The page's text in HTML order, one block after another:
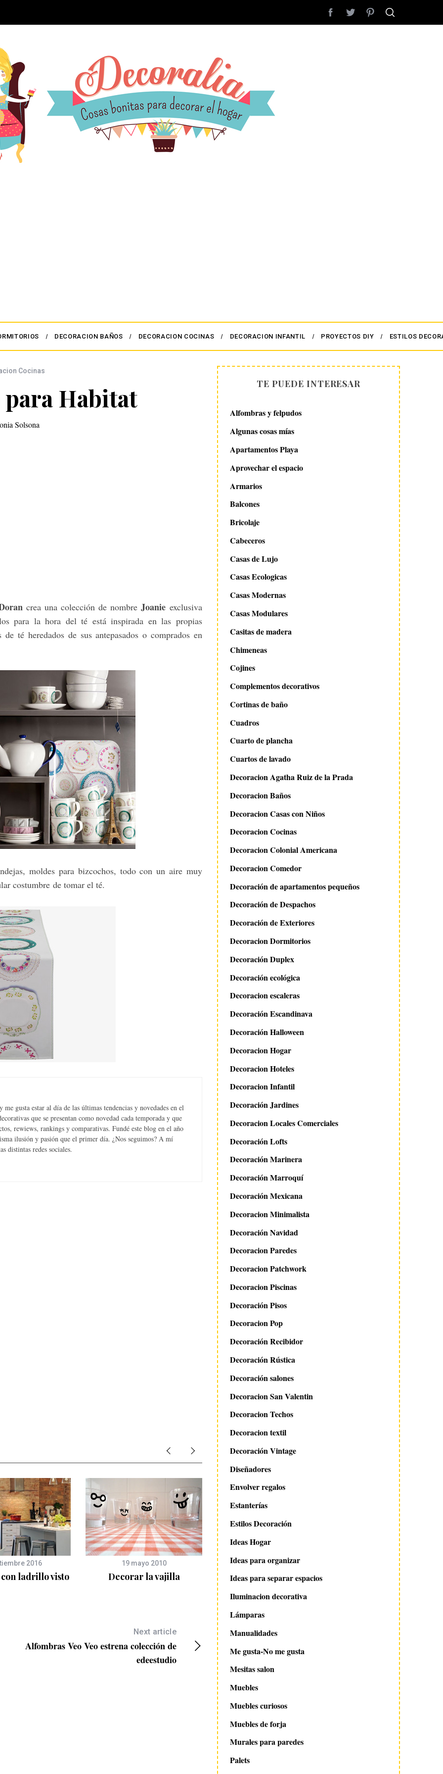
DECORACION BAÑOS DECORACION COCINAS DECORACION INFANTIL PROYECTOS DIY ESTILOS
Cocinas
Habitat
Solsona
crea una colección de nombre Joanie exclusiva
para la hora del té está inspirada en las propias
té heredados de sus antepasados o comprados en
moldes para bizcochos, todo con un aire muy
costumbre de tomar el té.
gusta estar al día de las últimas tendencias y novedades en el
que se presentan como novedad cada temporada y que
rewiews, rankings y comparativas. Fundé este blog en el año
ilusión y pasión que el primer día. ¿Nos seguimos? A mí
distintas redes sociales.
2016
con ladrillo visto
19 mayo 2010
Decorar la vajilla
14 abril 2011
Cocina espaciosa y familiar
20 noviembre 2014
Proyecto cocina de
Attique
Next article
Alfombras Veo Veo estrena colección de
edeestudio
TE PUEDE INTERESAR
Alfombras y felpudos
Algunas cosas mías
Apartamentos Playa
Aprovechar el espacio
Armarios
Balcones
Bricolaje
Cabeceros
Casas de Lujo
Casas Ecologicas
Casas Modernas
Casas Modulares
Casitas de madera
Chimeneas
Cojines
Complementos decorativos
Cortinas de baño
Cuadros
Cuarto de plancha
Cuartos de lavado
Decoracion Agatha Ruiz de la Prada
Decoracion Baños
Decoracion Casas con Niños
Decoracion Cocinas
Decoracion Colonial Americana
Decoracion Comedor
Decoración de apartamentos pequeños
Decoración de Despachos
Decoración de Exteriores
Decoracion Dormitorios
Decoración Duplex
Decoración ecológica
Decoracion escaleras
Decoración Escandinava
Decoración Halloween
Decoracion Hogar
Decoracion Hoteles
Decoracion Infantil
Decoración Jardines
Decoracion Locales Comerciales
Decoración Lofts
Decoración Marinera
Decoración Marroquí
Decoración Mexicana
Decoracion Minimalista
Decoración Navidad
Decoracion Paredes
Decoracion Patchwork
Decoracion Piscinas
Decoración Pisos
Decoracion Pop
Decoración Recibidor
Decoración Rústica
Decoración salones
Decoracion San Valentin
Decoracion Techos
Decoracion textil
Decoración Vintage
Diseñadores
Envolver regalos
Estanterías
Estilos Decoración
Ideas Hogar
Ideas para organizar
Ideas para separar espacios
Iluminacion decorativa
Lámparas
Manualidades
Me gusta-No me gusta
Mesitas salon
Muebles
Muebles curiosos
Muebles de forja
Murales para paredes
Palets